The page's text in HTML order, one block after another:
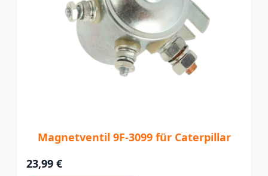
Magnetventil 9F-3099 für Caterpillar
23,99 €